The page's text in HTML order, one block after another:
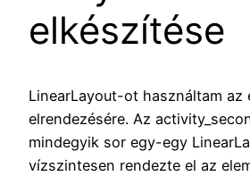
elkészítése
LinearLayout-ot használtam az
elrendezésére. Az
mindegyik sor egy-egy
vízszintesen rendezte el az